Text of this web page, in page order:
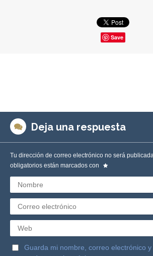
Save
Deja una respuesta
Tu dirección de correo electrónico no será
obligatorios están marcados con
Nombre
Correo electrónico
Web
Guarda mi nombre, correo electrónico